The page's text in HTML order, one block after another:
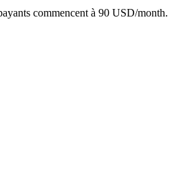
commencent à 90 USD/month.